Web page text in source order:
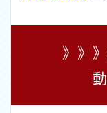
》》